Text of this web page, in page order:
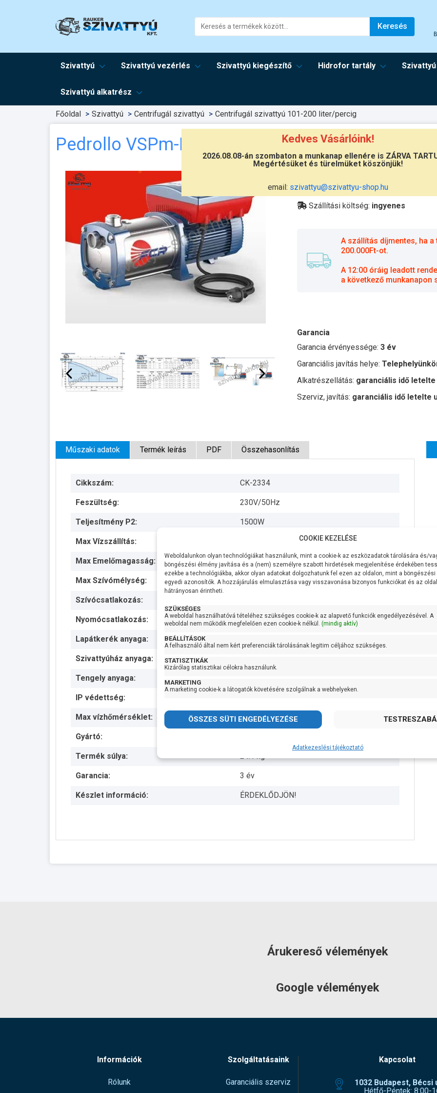
Kedves Vásárlóink!
2026.08.08-án szombaton a munkanap ellenére is ZÁRVA
Megértésüket és türelmüket köszönjük!
email: szivattyu@szivattyu-shop.hu
Keresés
Szivattyú Szivattyú vezérlés Szivattyú kiegészítő Hidrofor tartály
Szivattyú alkatrész
Főoldal Szivattyú Centrifugál szivattyú Centrifugál szivattyú 101-200 liter/percig
Pedrollo VSPm-FCR 70/200
Készletinformáció:ÉRDEKLŐDJÖN!
Szállítási költség: ingyenes
A szállítás díjmentes, ha
200.000Ft-ot.
A 12:00 óráig leadott
a következő munkanapon
Garancia
Garancia érvényessége: 3 év
Garanciális javítás helye:
Alkatrészellátás: garanciális idő letelte
Szerviz, javítás: garanciális idő letelte
Műszaki adatok Termék leírás PDF Összehasonlítás
Cikkszám: CK-2334
Feszültség: 230V/50Hz
Teljesítmény P2: 1500W
Max Vízszállítás:
Max Emelőmagasság: 70 méter
Max Szívómélység: 7 méter
Szívócsatlakozás:
Nyomócsatlakozás: 1 coll
Lapátkerék anyaga:
Szivattyúház anyaga:
Tengely anyaga:
IP védettség:
Max vízhőmérséklet: + 40 fok
Gyártó:
Termék súlya: 24.1 kg
Garancia: 3 év
Készlet információ: ÉRDEKLŐDJÖN!
Árukereső vélemények
Google vélemények
Információk
Rólunk
Szolgáltatásaink
Garanciális szerviz
Kapcsolat
1032 Budapest, Bécsi
Hétfő-Péntek: 8:00-
COOKIE KEZELÉSE
Weboldalunkon olyan technológiákat használunk, mint a cookie-k az eszközadatok tárolására és/
böngészési élmény javítása és a (nem) személyre szabott hirdetések megjelenítése érdekében
ezekbe a technológiákba, akkor olyan adatokat dolgozhatunk fel ezen az oldalon, mint a
egyedi azonosítók. A hozzájárulás elmulasztása vagy visszavonása bizonyos funkciókat és az
hátrányosan érintheti.
SZÜKSÉGES
A weboldal használhatóvá tételéhez szükséges cookie-k az alapvető funkciók engedélyezésével. A
weboldal nem működik megfelelően ezen cookie-k nélkül. (mindig aktív)
BEÁLLÍTÁSOK
A felhasználó által nem kért preferenciák tárolásának legitim céljához szükséges.
STATISZTIKÁK
Kizárólag statisztikai célokra használunk.
MARKETING
A marketing cookie-k a látogatók követésére szolgálnak a webhelyeken.
Adatkezeslési tájékoztató